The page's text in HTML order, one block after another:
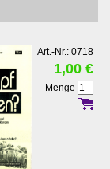
Art.-Nr.: 0718
1,00 €
Menge